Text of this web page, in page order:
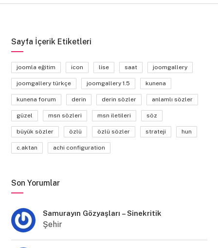
Sayfa İçerik Etiketleri
joomla eğitim icon lise saat joomgallery
joomgallery türkçe joomgallery 1.5 kunena
kunena forum derin derin sözler anlamlı sözler
güzel msn sözleri msn iletileri söz
büyük sözler özlü özlü sözler strateji hun
c.aktan achi configuration
Son Yorumlar
Samurayın Gözyaşları – Sinekritik
Şehir